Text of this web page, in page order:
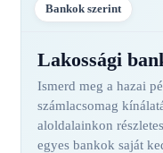
Bankok szerint
Lakossági
Ismerd meg a hazai
számlacsomag
aloldalainkon
egyes bankok saját